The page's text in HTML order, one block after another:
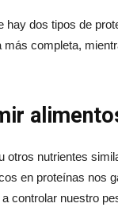
hay dos tipos de
completa,
otros nutrientes
en proteínas nos
controlar nuestro